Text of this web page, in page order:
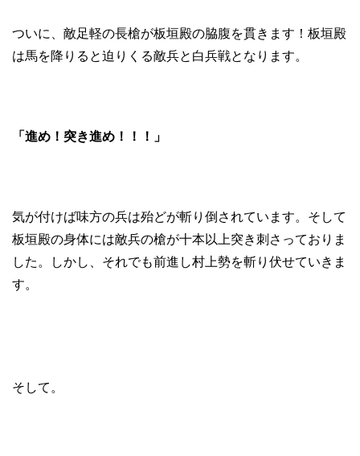
ついに、敵足軽の長槍が板垣殿の脇腹を貫きます！板垣殿
は馬を降りると迫りくる敵兵と白兵戦となります。
「進め！突き進め！！！」
気が付けば味方の兵は殆どが斬り倒されています。そして
板垣殿の身体には敵兵の槍が十本以上突き刺さっておりま
した。しかし、それでも前進し村上勢を斬り伏せていきま
す。
そして。